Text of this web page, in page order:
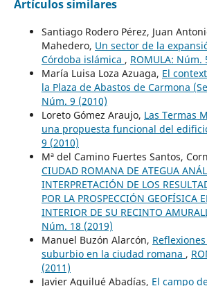
Artículos similares
Santiago Rodero Pérez, Juan
Mahedero, Un sector de la
Córdoba islámica , ROMULA: Núm.
María Luisa Loza Azuaga, El
la Plaza de Abastos de Carmona
Núm. 9 (2010)
Loreto Gómez Araujo, Las Termas
una propuesta funcional del
9 (2010)
Mª del Camino Fuertes Santos,
CIUDAD ROMANA DE ATEGUA
INTERPRETACIÓN DE LOS
POR LA PROSPECCIÓN GEOFÍSICA
INTERIOR DE SU RECINTO
Núm. 18 (2019)
Manuel Buzón Alarcón,
suburbio en la ciudad romana ,
(2011)
Javier Aquilué Abadías, El campo